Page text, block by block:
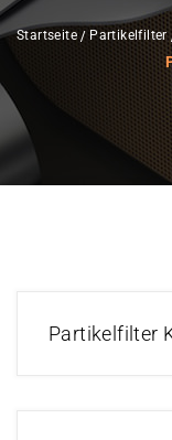
Startseite Partikelfilter
Partikelfilter